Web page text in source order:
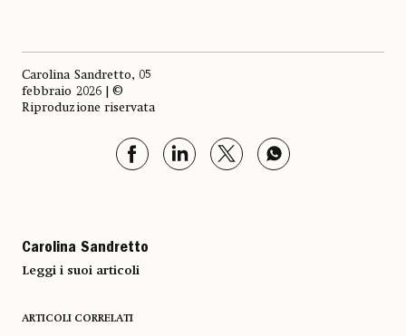
Carolina Sandretto, 05
febbraio 2026 | ©
Riproduzione riservata
Carolina Sandretto
Leggi i suoi articoli
ARTICOLI CORRELATI